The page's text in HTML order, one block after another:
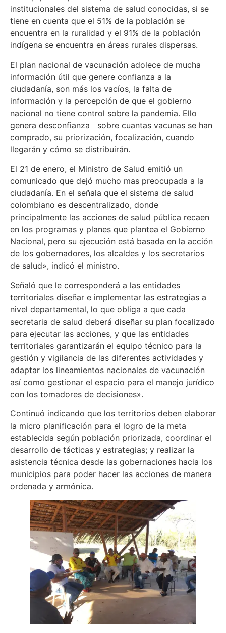
institucionales del sistema de salud conocidas, si se
tiene en cuenta que el 51% de la población se
encuentra en la ruralidad y el 91% de la población
indígena se encuentra en áreas rurales dispersas.
El plan nacional de vacunación adolece de mucha
información útil que genere confianza a la
ciudadanía, son más los vacíos, la falta de
información y la percepción de que el gobierno
nacional no tiene control sobre la pandemia. Ello
genera desconfianza sobre cuantas vacunas se han
comprado, su priorización, focalización, cuando
llegarán y cómo se distribuirán.
El 21 de enero, el Ministro de Salud emitió un
comunicado que dejó mucho mas preocupada a la
ciudadanía. En el señala que el sistema de salud
colombiano es descentralizado, donde
principalmente las acciones de salud pública recaen
en los programas y planes que plantea el Gobierno
Nacional, pero su ejecución está basada en la acción
de los gobernadores, los alcaldes y los secretarios
de salud», indicó el ministro.
Señaló que le corresponderá a las entidades
territoriales diseñar e implementar las estrategias a
nivel departamental, lo que obliga a que cada
secretaria de salud deberá diseñar su plan focalizado
para ejecutar las acciones, y que las entidades
territoriales garantizarán el equipo técnico para la
gestión y vigilancia de las diferentes actividades y
adaptar los lineamientos nacionales de vacunación
así como gestionar el espacio para el manejo jurídico
con los tomadores de decisiones».
Continuó indicando que los territorios deben elaborar
la micro planificación para el logro de la meta
establecida según población priorizada, coordinar el
desarrollo de tácticas y estrategias; y realizar la
asistencia técnica desde las gobernaciones hacia los
municipios para poder hacer las acciones de manera
ordenada y armónica.